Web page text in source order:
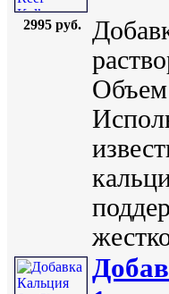
2995 руб.